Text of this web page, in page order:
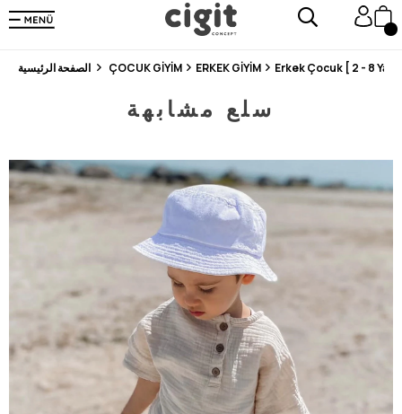
En Uygun Fiyat Garantisi !
300₺ ve Üzeri Alışverişlerde Kargo Ücretsiz !
Koşulsuz Şartsız İade İmkanı
ÇOCUK GİYİM ERKEK GİYİM Erkek Çocuk [ 2 - 8 Yaş ]
سلع مشابهة